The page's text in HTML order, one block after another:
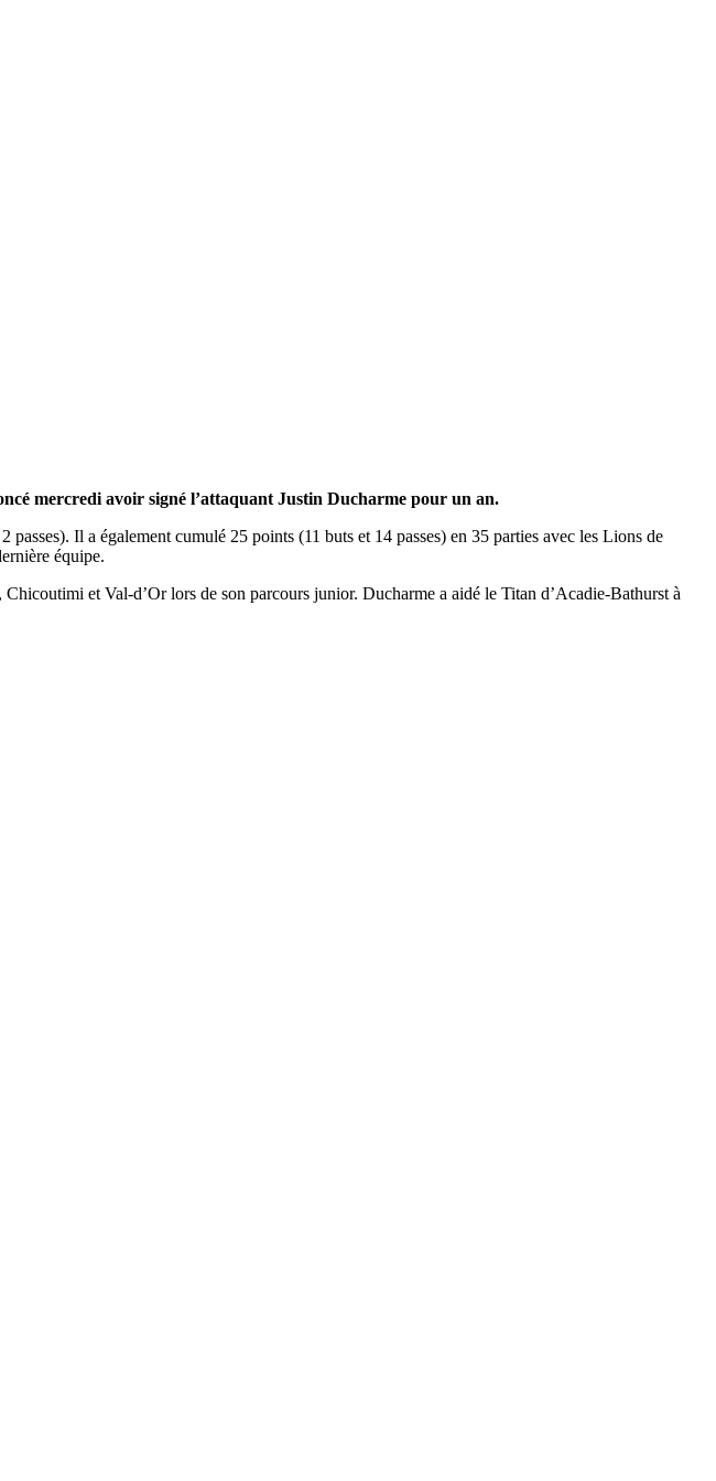
mercredi avoir signé l’attaquant Justin Ducharme pour un an.
Il a également cumulé 25 points (11 buts et 14 passes) en 35 parties avec les Lions de
équipe.
et Val-d’Or lors de son parcours junior. Ducharme a aidé le Titan d’Acadie-Bathurst à